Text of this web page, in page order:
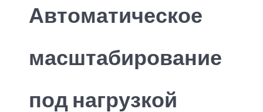
Автоматическое
масштабирование
под нагрузкой